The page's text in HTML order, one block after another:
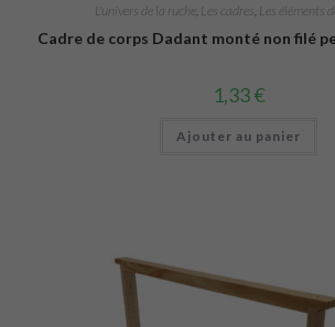
L'univers de la ruche Les cadres Les éléments
Cadre de corps Dadant monté non filé
1,33€
Ajouter au panier